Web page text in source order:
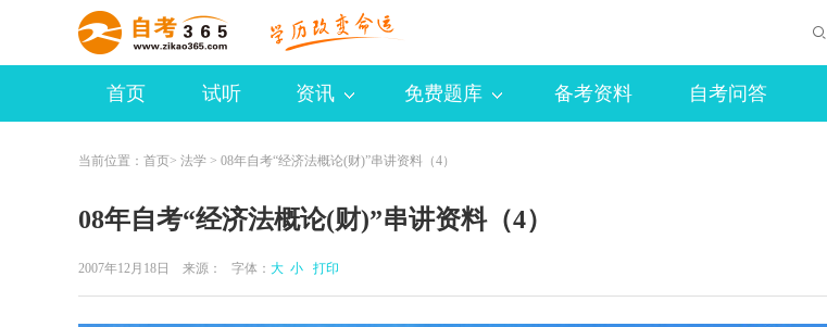
首页 试听 资讯 免费题库 备考资料 自考问答
当前位置： 首页> 法学 > 08年自考“经济法概论(财)”串讲资料（4）
08年自考“经济法概论(财)”串讲资料（4）
2007年12月18日 来源： 字体： 大 小 打印